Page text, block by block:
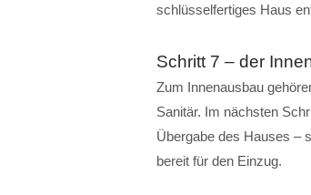
schlüsselfertiges Haus
Schritt 7 – der
Zum Innenausbau
Sanitär. Im nächsten
Übergabe des Hauses –
bereit für den Einzug.